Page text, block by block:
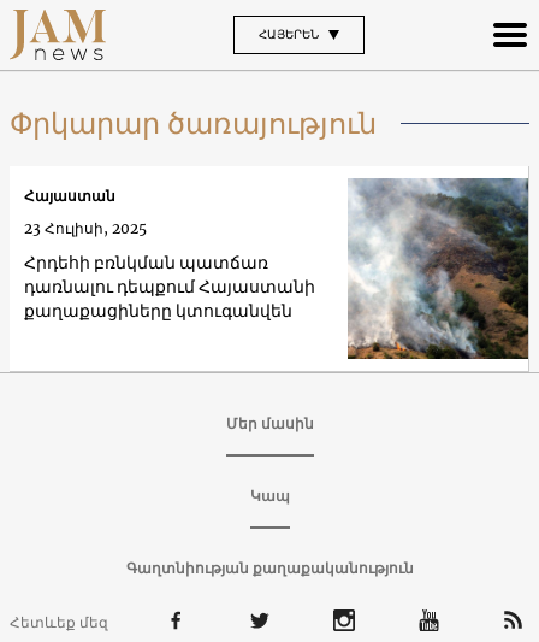
ՀԱՅԵՐԵՆ
Փրկարար ծառայություն
Հրդեհի բռնկման պատճառ
դառնալու դեպքում Հայաստանի
քաղաքացիները կտուգանվեն
Հայաստան
23 Հուլիսի, 2025
Մեր մասին
Կապ
Գաղտնիության քաղաքականություն
Հետևեք մեզ